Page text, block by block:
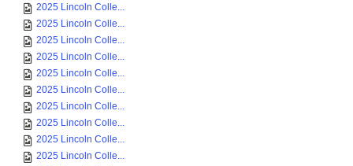
2025 Lincoln Colle...
2025 Lincoln Colle...
2025 Lincoln Colle...
2025 Lincoln Colle...
2025 Lincoln Colle...
2025 Lincoln Colle...
2025 Lincoln Colle...
2025 Lincoln Colle...
2025 Lincoln Colle...
2025 Lincoln Colle...